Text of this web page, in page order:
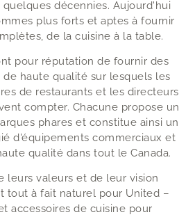
décennies. Aujourd'hui
plus forts et aptes à fournir
de la cuisine à la table.
pour réputation de fournir des
haute qualité sur lesquels les
de restaurants et les directeurs
compter. Chacune propose un
phares et constitue ainsi un
d'équipements commerciaux et
qualité dans tout le Canada.
leurs valeurs et de leur vision
tout à fait naturel pour United –
accessoires de cuisine pour